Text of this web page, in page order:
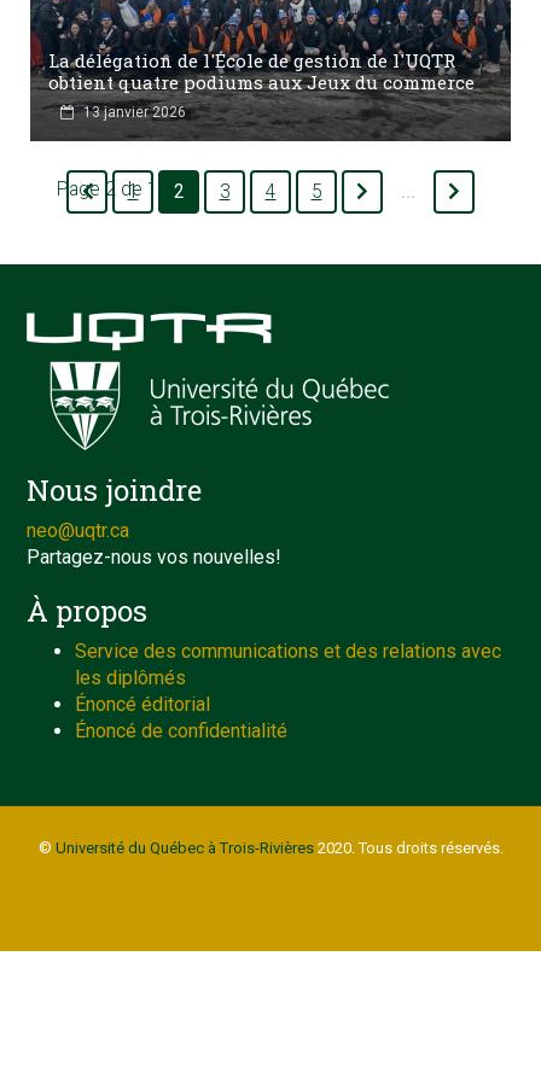
La délégation de l'École de gestion de l'UQTR
obtient quatre podiums aux Jeux du commerce
13 janvier 2026
Page 2 de 13
1 2 3 4 5
Nous joindre
neo@uqtr.ca
Partagez-nous vos nouvelles!
À propos
Service des communications et des relations avec
les diplômés
Énoncé éditorial
Énoncé de confidentialité
© Université du Québec à Trois-Rivières2020. Tous droits réservés.